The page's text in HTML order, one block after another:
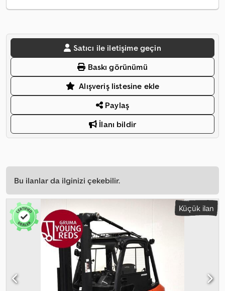
Satıcı ile iletişime geçin
Baskı görünümü
Alışveriş listesine ekle
Paylaş
İlanı bildir
Bu ilanlar da ilginizi çekebilir.
Küçük ilan